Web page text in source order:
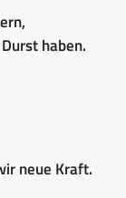
haben.
neue Kraft.